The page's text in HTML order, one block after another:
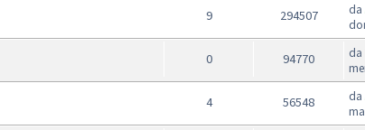
9 294507 da
0 94770 da
4 56548 da